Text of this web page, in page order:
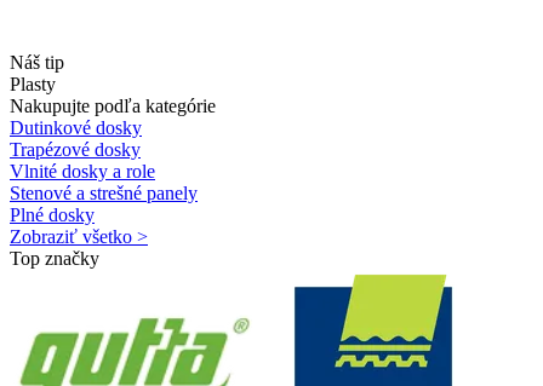
Náš tip
Plasty
Nakupujte podľa kategórie
Dutinkové dosky
Trapézové dosky
Vlnité dosky a role
Stenové a strešné panely
Plné dosky
Zobraziť všetko >
Top značky